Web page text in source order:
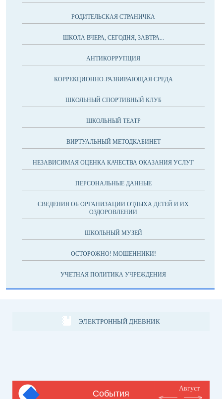
РОДИТЕЛЬСКАЯ СТРАНИЧКА
ШКОЛА ВЧЕРА, СЕГОДНЯ, ЗАВТРА...
АНТИКОРРУПЦИЯ
КОРРЕКЦИОННО-РАЗВИВАЮЩАЯ СРЕДА
ШКОЛЬНЫЙ СПОРТИВНЫЙ КЛУБ
ШКОЛЬНЫЙ ТЕАТР
ВИРТУАЛЬНЫЙ МЕТОДКАБИНЕТ
НЕЗАВИСИМАЯ ОЦЕНКА КАЧЕСТВА ОКАЗАНИЯ УСЛУГ
ПЕРСОНАЛЬНЫЕ ДАННЫЕ
СВЕДЕНИЯ ОБ ОРГАНИЗАЦИИ ОТДЫХА ДЕТЕЙ И ИХ
ОЗДОРОВЛЕНИИ
ШКОЛЬНЫЙ МУЗЕЙ
ОСТОРОЖНО! МОШЕННИКИ!
УЧЕТНАЯ ПОЛИТИКА УЧРЕЖДЕНИЯ
ЭЛЕКТРОННЫЙ ДНЕВНИК
События
Август